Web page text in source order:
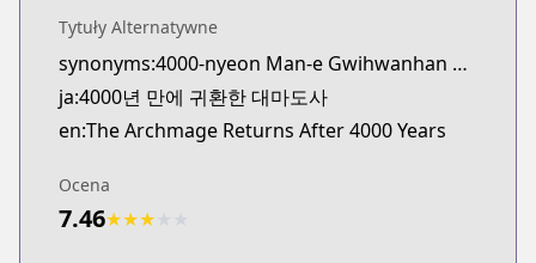
Tytuły Alternatywne
synonyms:4000-nyeon Man-e Gwihwanhan Daemadosa
ja:4000년 만에 귀환한 대마도사
en:The Archmage Returns After 4000 Years
Ocena
7.46★★★